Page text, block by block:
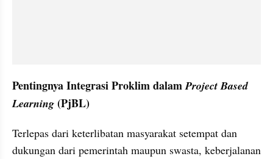
Pentingnya Integrasi Proklim dalam Project Based
Learning (PjBL)
Terlepas dari keterlibatan masyarakat setempat dan
dukungan dari pemerintah maupun swasta, keberjalanan